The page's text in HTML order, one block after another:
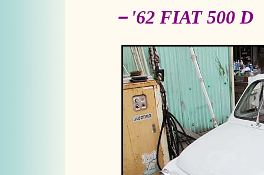
－'62 FIAT 500